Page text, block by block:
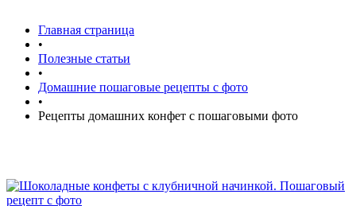
Главная страница
•
Полезные статьи
•
Домашние пошаговые рецепты с фото
•
Рецепты домашних конфет с пошаговыми фото